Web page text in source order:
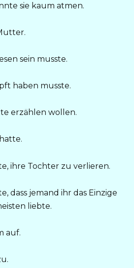
sie kaum atmen.
sein musste.
haben musste.
erzählen wollen.
ihre Tochter zu verlieren.
dass jemand ihr das Einzige
liebte.
auf.